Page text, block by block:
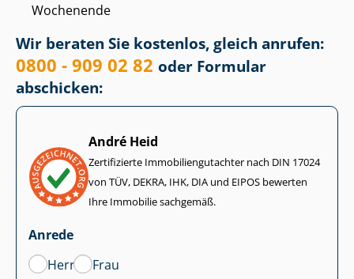
Wochenende
Wir beraten Sie kostenlos, gleich anrufen:
0800 - 909 02 82 oder Formular
abschicken:
André Heid
Zertifizierte Im­mo­bi­li­en­gut­ach­ter nach DIN 17024
von TÜV, DEKRA, IHK, DIA und EIPOS bewerten
Ihre Immobilie sachgemäß.
Anrede
Herr
Frau